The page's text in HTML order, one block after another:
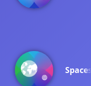
Spaces